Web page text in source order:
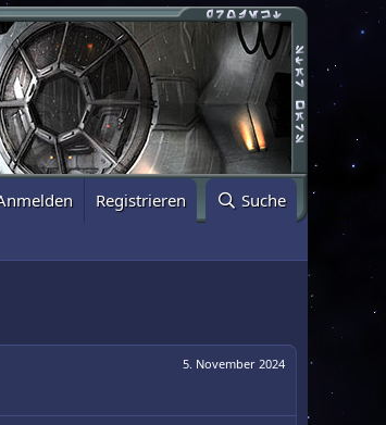
Registrieren Suche
5. November 2024